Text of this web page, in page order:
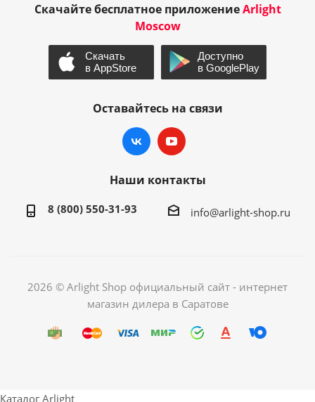
Скачайте бесплатное приложениеArlight
Moscow
Оставайтесь на связи
Наши контакты
8 (800) 550-31-93 info@arlight-shop.ru
2026 © Arlight Shop официальный сайт - интернет
магазин дилера в Саратове
Каталог Arlight